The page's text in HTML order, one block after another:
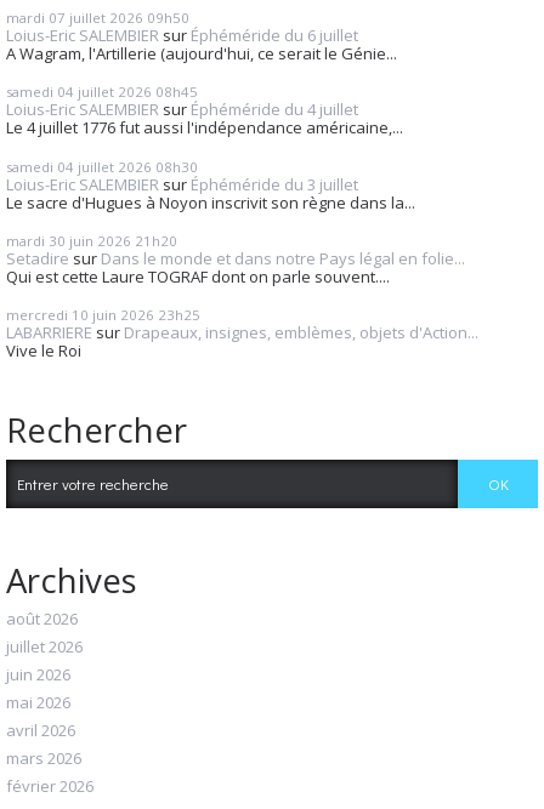
mardi 07 juillet 2026 09h50
Loius-Eric SALEMBIER sur Éphéméride du 6 juillet
A Wagram, l'Artillerie (aujourd'hui, ce serait le Génie...
samedi 04 juillet 2026 08h45
Loius-Eric SALEMBIER sur Éphéméride du 4 juillet
Le 4 juillet 1776 fut aussi l'indépendance américaine,...
samedi 04 juillet 2026 08h30
Loius-Eric SALEMBIER sur Éphéméride du 3 juillet
Le sacre d'Hugues à Noyon inscrivit son règne dans la...
mardi 30 juin 2026 21h20
Setadire sur Dans le monde et dans notre Pays légal en folie...
Qui est cette Laure TOGRAF dont on parle souvent....
mercredi 10 juin 2026 23h25
LABARRIERE sur Drapeaux, insignes, emblèmes, objets d'Action...
Vive le Roi
Rechercher
Archives
août 2026
juillet 2026
juin 2026
mai 2026
avril 2026
mars 2026
février 2026